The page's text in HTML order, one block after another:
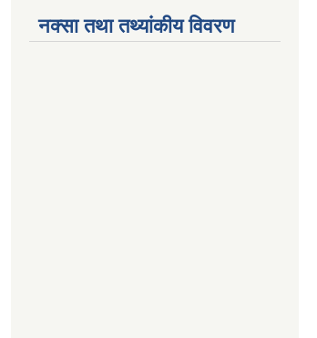
नक्सा तथा तथ्यांकीय विवरण